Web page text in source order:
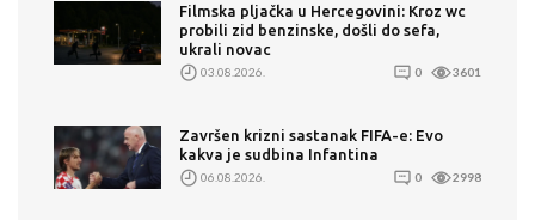
Filmska pljačka u Hercegovini: Kroz wc
probili zid benzinske, došli do sefa,
ukrali novac
03.08.2026. 0 3601
Završen krizni sastanak FIFA-e: Evo
kakva je sudbina Infantina
06.08.2026. 0 2998